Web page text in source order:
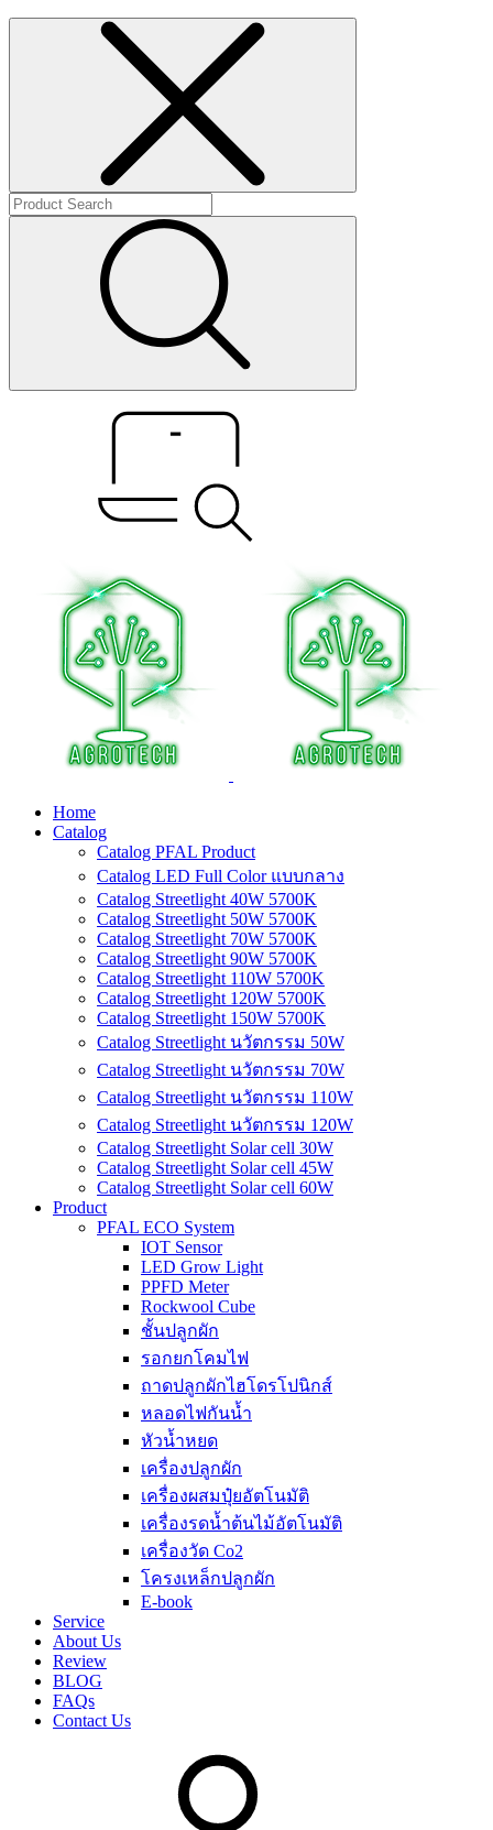
Home
Catalog
Catalog PFAL Product
Catalog LED Full Color แบบกลาง
Catalog Streetlight 40W 5700K
Catalog Streetlight 50W 5700K
Catalog Streetlight 70W 5700K
Catalog Streetlight 90W 5700K
Catalog Streetlight 110W 5700K
Catalog Streetlight 120W 5700K
Catalog Streetlight 150W 5700K
Catalog Streetlight นวัตกรรม 50W
Catalog Streetlight นวัตกรรม 70W
Catalog Streetlight นวัตกรรม 110W
Catalog Streetlight นวัตกรรม 120W
Catalog Streetlight Solar cell 30W
Catalog Streetlight Solar cell 45W
Catalog Streetlight Solar cell 60W
Product
PFAL ECO System
IOT Sensor
LED Grow Light
PPFD Meter
Rockwool Cube
ชั้นปลูกผัก
รอกยกโคมไฟ
ถาดปลูกผักไฮโดรโปนิกส์
หลอดไฟกันน้ำ
หัวน้ำหยด
เครื่องปลูกผัก
เครื่องผสมปุ๋ยอัตโนมัติ
เครื่องรดน้ำต้นไม้อัตโนมัติ
เครื่องวัด Co2
โครงเหล็กปลูกผัก
E-book
Service
About Us
Review
BLOG
FAQs
Contact Us